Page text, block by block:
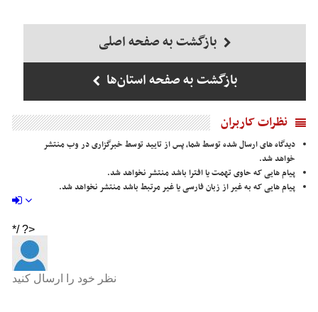
بازگشت به صفحه اصلی
بازگشت به صفحه استان‌ها
نظرات کاربران
دیدگاه های ارسال شده توسط شما، پس از تایید توسط خبرگزاری در وب منتشر
خواهد شد.
پیام هایی که حاوی تهمت یا افترا باشد منتشر نخواهد شد.
پیام هایی که به غیر از زبان فارسی یا غیر مرتبط باشد منتشر نخواهد شد.